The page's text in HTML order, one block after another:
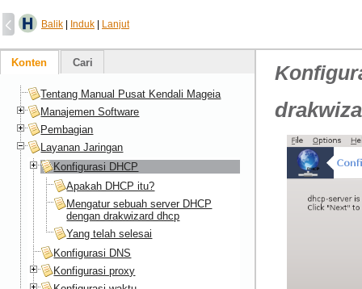
Balik Induk Lanjut
Konten Cari
Tentang Manual Pusat Kendali Mageia
Manajemen Software
Pembagian
Layanan Jaringan
Konfigurasi DHCP
Apakah DHCP itu?
Mengatur sebuah server DHCP
dengan drakwizard dhcp
Yang telah selesai
Konfigurasi DNS
Konfigurasi proxy